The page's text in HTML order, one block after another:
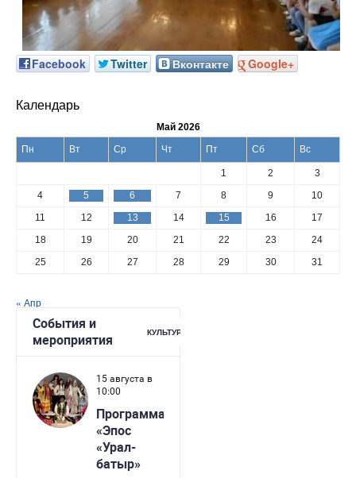
Facebook Twitter Вконтакте Google+
Календарь
Май 2026
Пн
Вт Ср Чт Пт Сб Вс
1 2
3
4
5 6 7 8 9
10
11
12 13 14 15 16
17
18
19 20 21 22 23
24
25
26 27 28 29 30 31
« Апр